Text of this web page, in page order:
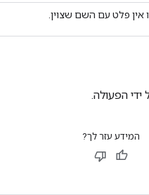
אין פלט עם השם שצוין.
הפעולה.
המידע עזר לך?